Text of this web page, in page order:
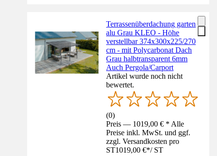
Terrassenüberdachung garten
alu Grau KLEO - Höhe
verstellbar 374x300x225/270
cm - mit Polycarbonat Dach
Grau halbtransparent 6mm
Auch Pergola/Carport
Artikel wurde noch nicht
bewertet.
(0)
Preis — 1019,00 € * Alle
Preise inkl. MwSt. und ggf.
zzgl. Versandkosten pro
ST1019,00 €*/ ST